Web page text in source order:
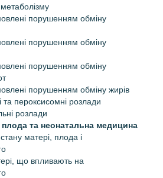
порушенням обміну
порушенням обміну
порушенням обміну
порушенням обміну жирів
та пероксисомні розлади
розлади
та неонатальна медицина
матері, плода і
що впливають на